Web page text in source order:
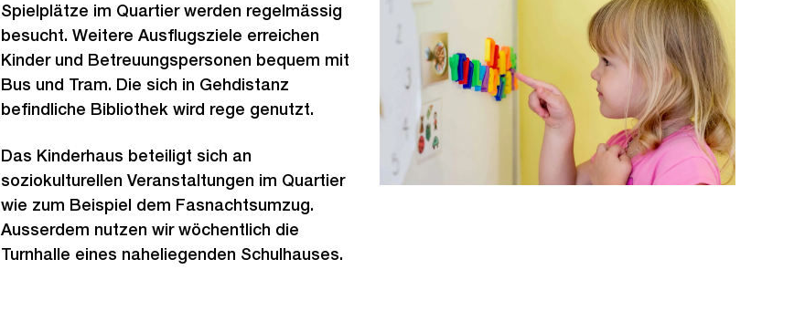
Spielplätze im Quartier werden regelmässig
besucht. Weitere Ausflugsziele erreichen
Kinder und Betreuungspersonen bequem mit
Bus und Tram. Die sich in Gehdistanz
befindliche Bibliothek wird rege genutzt.
Das Kinderhaus beteiligt sich an
soziokulturellen Veranstaltungen im Quartier
wie zum Beispiel dem Fasnachtsumzug.
Ausserdem nutzen wir wöchentlich die
Turnhalle eines naheliegenden Schulhauses.